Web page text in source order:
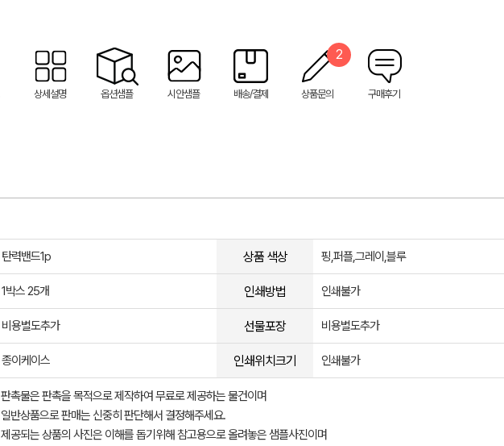
상세설명 옵션샘플 시안샘플 배송/결제 상품문의
2
구매후기
탄력밴드1p 상품 색상 핑,퍼플,그레이,블루
1박스 25개 인쇄방법 인쇄불가
비용별도추가 선물포장 비용별도추가
종이케이스 인쇄위치크기 인쇄불가
판촉물은 판촉을 목적으로 제작하여 무료로 제공하는 물건이며
일반상품으로 판매는 신중히 판단해서 결정해주세요.
제공되는 상품의 사진은 이해를 돕기위해 참고용으로 올려놓은 샘플사진이며